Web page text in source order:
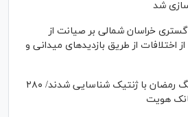
شد
خراسان شمالی بر صیانت از
اختلافات از طریق بازدید‌های میدانی و
۴۰ درصد شهدای جنگ رمضان با ژنتیک شناسایی شدند/ ۲۸۰
هویت